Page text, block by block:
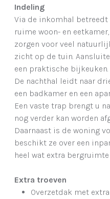
Indeling
Via de inkomhal
ruime woon- en
zorgen voor veel
zicht op de tuin.
een praktische bijkeuken.
De nachthal leidt naar
een badkamer en een
Een vaste trap brengt u
nog verder kan worden
Daarnaast is de woning
beschikt ze over een
heel wat extra
Extra troeven
Overzetdak met